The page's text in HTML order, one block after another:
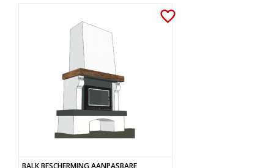
favorite_border
BALK BESCHERMING AANPASBARE